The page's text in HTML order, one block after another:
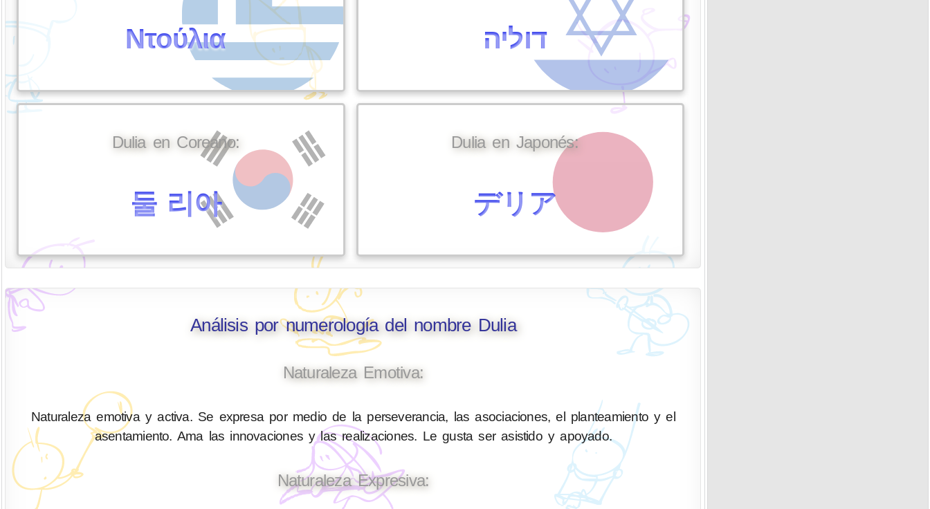
Ντούλια דוליה
Dulia en Coreano:
둘 리아
Dulia en Japonés:
デリア
Análisis por numerología del nombre Dulia
Naturaleza Emotiva:
Naturaleza emotiva y activa. Se expresa por medio de la perseverancia, las asociaciones, el planteamiento y el
asentamiento. Ama las innovaciones y las realizaciones. Le gusta ser asistido y apoyado.
Naturaleza Expresiva: